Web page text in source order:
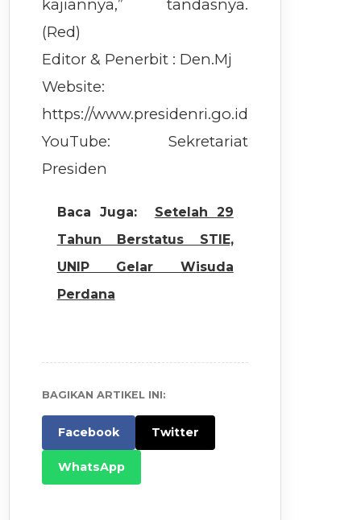
kajiannya,” tandasnya.
(Red)
Editor & Penerbit : Den.Mj
Website:
https://www.presidenri.go.id
YouTube: Sekretariat
Presiden
Baca Juga:
Setelah 29
Tahun Berstatus STIE,
UNIP Gelar Wisuda
Perdana
BAGIKAN ARTIKEL INI:
Facebook Twitter
WhatsApp